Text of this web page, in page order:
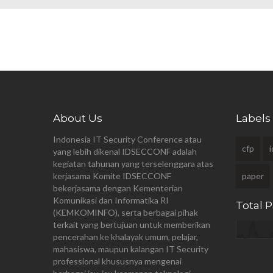
About Us
Indonesia IT Security Conference atau
yang lebih dikenal IDSECCONF adalah
kegiatan tahunan yang terselenggara atas
kerjasama Komite IDSECCONF
bekerjasama dengan Kementerian
Komunikasi dan Informatika RI
(KEMKOMINFO), serta berbagai pihak
terkait yang bertujuan untuk memberikan
pencerahan ke khalayak umum, pelajar,
mahasiswa, maupun kalangan IT Security
professional khususnya mengenai
Labels
cfp
paper
Total